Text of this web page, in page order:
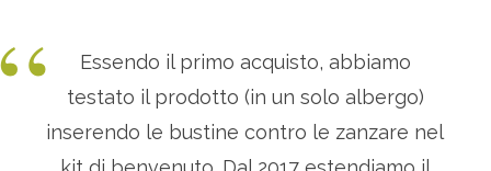
Essendo il primo acquisto, abbiamo
testato il prodotto (in un solo albergo)
inserendo le bustine contro le zanzare nel